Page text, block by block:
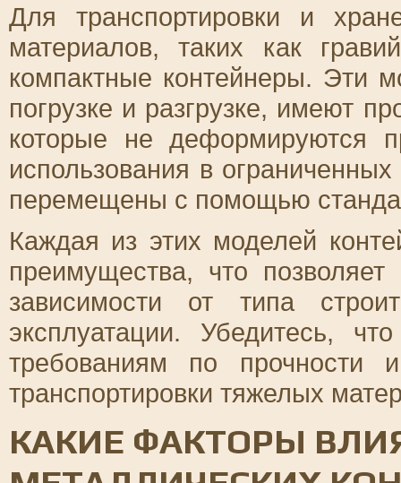
Для транспортировки и
материалов, таких как
компактные контейнеры. Эти
погрузке и разгрузке, имеют
которые не деформируются
использования в
перемещены с помощью
Каждая из этих моделей
преимущества, что
зависимости от типа
эксплуатации. Убедитесь,
требованиям по прочности
транспортировки тяжелых
КАКИЕ ФАКТОРЫ